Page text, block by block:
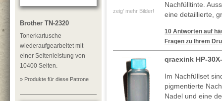
Brother TN-2320
Tonerkartusche
wiederaufgearbeitet mit
einer Seitenleistung von
10400 Seiten.
» Produkte für diese Patrone
zeig' mehr Bilder!
Nachfülltinte.
eine detaillierte,
10 Antworten auf
Fragen zu Ihrem
qraexink HP-
Im Nachfüllset
pigmentierte
Nadel und eine